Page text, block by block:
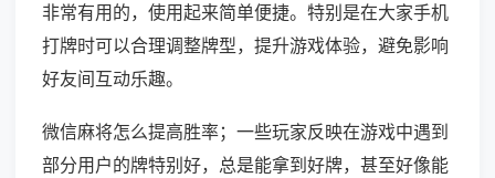
非常有用的，使用起来简单便捷。特别是在大家手机
打牌时可以合理调整牌型，提升游戏体验，避免影响
好友间互动乐趣。
微信麻将怎么提高胜率；一些玩家反映在游戏中遇到
部分用户的牌特别好，总是能拿到好牌，甚至好像能